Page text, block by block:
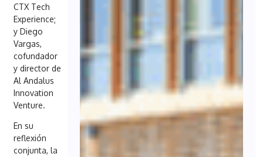
CTX Tech
Experience;
y Diego
Vargas,
cofundador
y director de
Al Andalus
Innovation
Venture.
En su
reflexión
conjunta, la